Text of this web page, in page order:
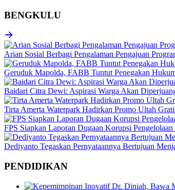
BENGKULU
Arian Sosial Berbagi Pengalaman Pengajuan
Geruduk Mapolda, FABB Tuntut Penegakan
Baidari Citra Dewi: Aspirasi Warga Akan
Tirta Amerta Waterpark Hadirkan Promo Ultah
FPS Siapkan Laporan Dugaan Korupsi
Dediyanto Tegaskan Pernyataannya Bertujuan
PENDIDIKAN